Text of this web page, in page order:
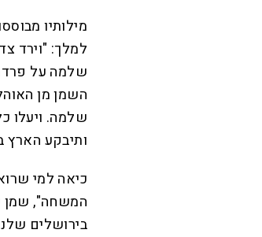
מילותיו
למלך: "וירד
שלמה על פרדת
השמן מן
שלמה. ויעלו
ותיבקע הארץ
כיאה למי
המשחה", שמן
בירושלים